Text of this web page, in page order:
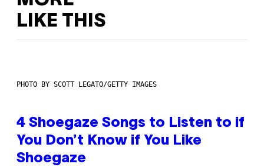
LIKE THIS
PHOTO BY SCOTT LEGATO/GETTY IMAGES
4 Shoegaze Songs to Listen to if
You Don’t Know if You Like
Shoegaze